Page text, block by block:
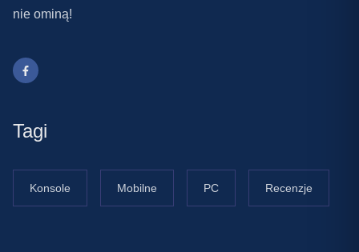
nie ominą!
Tagi
Konsole Mobilne PC Recenzje